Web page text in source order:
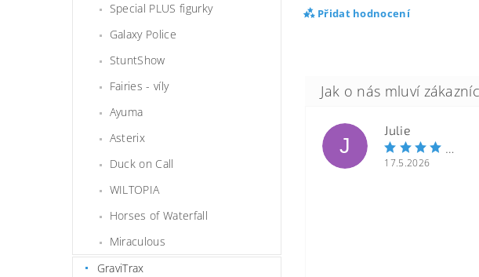
Special PLUS figurky
Galaxy Police
StuntShow
Fairies - víly
Ayuma
Asterix
Duck on Call
WILTOPIA
Horses of Waterfall
Miraculous
GraviTrax
Přidat hodnocení
J
Julie
17.5.2026